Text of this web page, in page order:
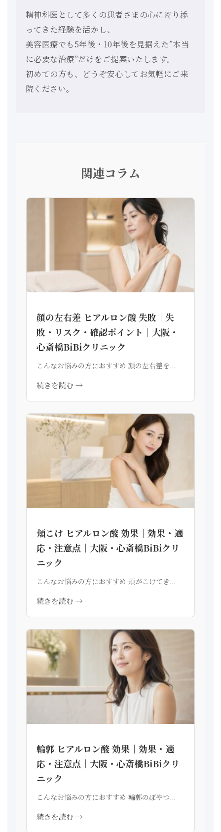
精神科医として多くの患者さまの心に寄り添
ってきた経験を活かし、
美容医療でも5年後・10年後を見据えた”本当
に必要な治療”だけをご提案いたします。
初めての方も、どうぞ安心してお気軽にご来
院ください。
関連コラム
顔の左右差 ヒアルロン酸 失敗｜失
敗・リスク・確認ポイント｜大阪・
心斎橋BiBiクリニック
こんなお悩みの方におすすめ 顔の左右差を...
続きを読む →
頬こけ ヒアルロン酸 効果｜効果・適
応・注意点｜大阪・心斎橋BiBiクリ
ニック
こんなお悩みの方におすすめ 頬がこけてき...
続きを読む →
輪郭 ヒアルロン酸 効果｜効果・適
応・注意点｜大阪・心斎橋BiBiクリ
ニック
こんなお悩みの方におすすめ 輪郭のぼやつ...
続きを読む →